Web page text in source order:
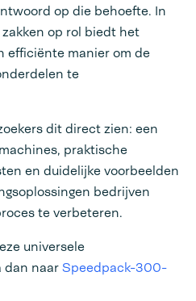
op die behoefte. In
op rol biedt het
efficiënte manier om de
te
dit direct zien: een
praktische
en duidelijke voorbeelden
bedrijven
te verbeteren.
universele
dan naarSpeedpack-300-